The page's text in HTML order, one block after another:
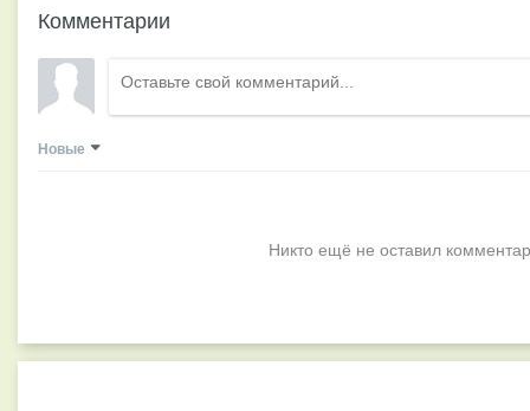
Комментарии
Новые
Никто ещё не оставил